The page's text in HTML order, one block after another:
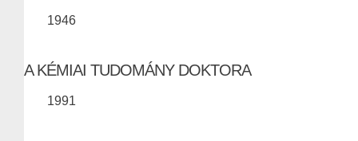
1946
A KÉMIAI TUDOMÁNY DOKTORA
1991